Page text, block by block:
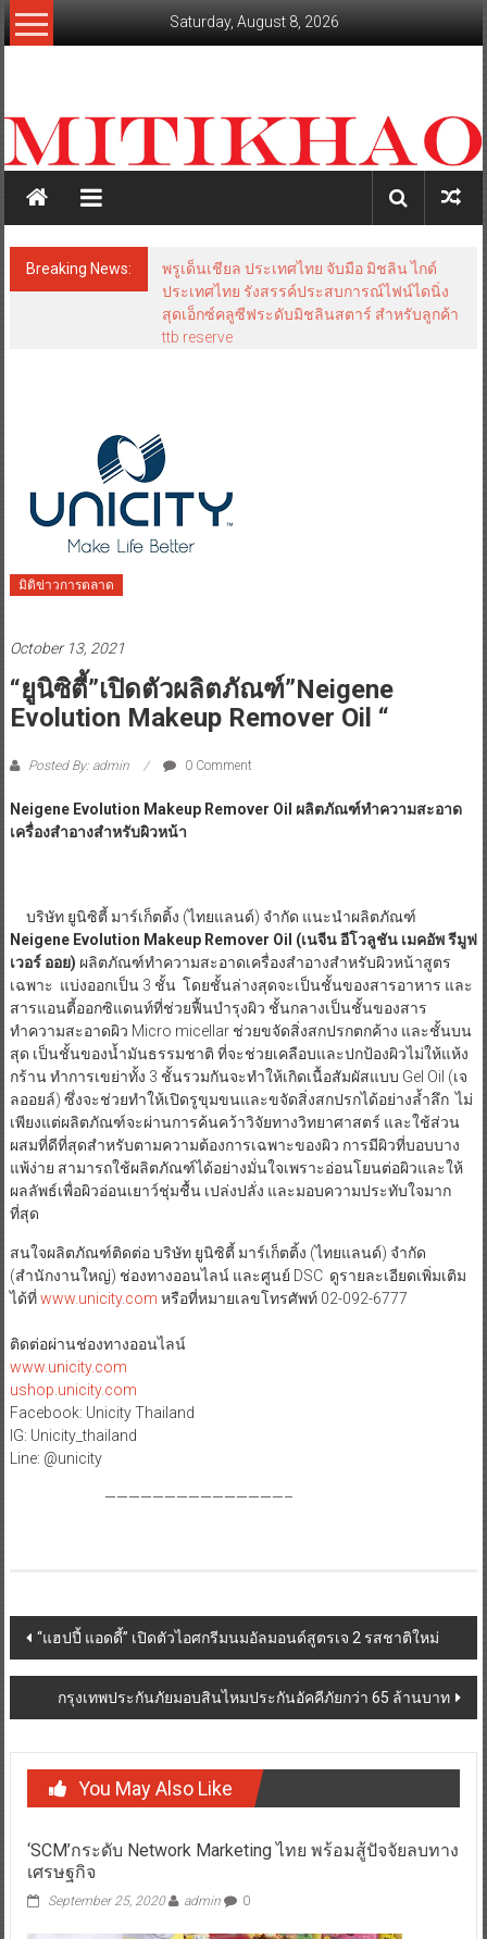
Skip
to
Saturday, August 8, 2026
สะท้อน
ลึก
เหลี่ยม
มุม
เศรษฐกิจ-
การเมือง-
Breaking News:
พรูเด็นเชียล ประเทศไทย จับมือ มิชลิน ไกด์
ประเทศไทย รังสรรค์ประสบการณ์ไฟน์ไดนิ่ง
สุดเอ็กซ์คลูซีฟระดับมิชลินสตาร์ สำหรับลูกค้า
ttb reserve
มิติข่าวการตลาด
October 13, 2021
“ยูนิซิตี้”เปิดตัวผลิตภัณฑ์”Neigene
Evolution Makeup Remover Oil “
Posted By: admin 0 Comment
Neigene Evolution Makeup Remover Oil ผลิตภัณฑ์ทำความสะอาด
เครื่องสำอางสำหรับผิวหน้า
บริษัท ยูนิซิตี้ มาร์เก็ตติ้ง (ไทยแลนด์) จำกัด แนะนำผลิตภัณฑ์
Neigene Evolution Makeup Remover Oil (เนจีน อีโวลูชัน เมคอัพ รีมูฟ
เวอร์ ออย) ผลิตภัณฑ์ทำความสะอาดเครื่องสำอางสำหรับผิวหน้าสูตร
เฉพาะ แบ่งออกเป็น 3 ชั้น โดยชั้นล่างสุดจะเป็นชั้นของสารอาหาร และ
สารแอนตี้ออกซิแดนท์ที่ช่วยฟื้นบำรุงผิว ชั้นกลางเป็นชั้นของสาร
ทำความสะอาดผิว Micro micellar ช่วยขจัดสิ่งสกปรกตกค้าง และชั้นบน
สุด เป็นชั้นของน้ำมันธรรมชาติ ที่จะช่วยเคลือบและปกป้องผิวไม่ให้แห้ง
กร้าน ทำการเขย่าทั้ง 3 ชั้นรวมกันจะทำให้เกิดเนื้อสัมผัสแบบ Gel Oil (เจ
ลออยล์) ซึ่งจะช่วยทำให้เปิดรูขุมขนและขจัดสิ่งสกปรกได้อย่างล้ำลึก ไม่
เพียงแต่ผลิตภัณฑ์จะผ่านการค้นคว้าวิจัยทางวิทยาศาสตร์ และใช้ส่วน
ผสมที่ดีที่สุดสำหรับตามความต้องการเฉพาะของผิว การมีผิวที่บอบบาง
แพ้ง่าย สามารถใช้ผลิตภัณฑ์ได้อย่างมั่นใจเพราะอ่อนโยนต่อผิวและให้
ผลลัพธ์เพื่อผิวอ่อนเยาว์ชุ่มชื้น เปล่งปลั่ง และมอบความประทับใจมาก
ที่สุด
สนใจผลิตภัณฑ์ติดต่อ บริษัท ยูนิซิตี้ มาร์เก็ตติ้ง (ไทยแลนด์) จำกัด
(สำนักงานใหญ่) ช่องทางออนไลน์ และศูนย์ DSC ดูรายละเอียดเพิ่มเติม
ได้ที่www.unicity.com หรือที่หมายเลขโทรศัพท์ 02-092-6777
ติดต่อผ่านช่องทางออนไลน์
www.unicity.com
ushop.unicity.com
Facebook: Unicity Thailand
IG: Unicity_thailand
Line: @unicity
———————————————–
Post
navigation
“แฮปปี้ แอดดี้” เปิดตัวไอศกรีมนมอัลมอนด์สูตรเจ 2 รสชาติใหม่
กรุงเทพประกันภัยมอบสินไหมประกันอัคคีภัยกว่า 65 ล้านบาท
You May Also Like
‘SCM’กระดับ Network Marketing ไทย พร้อมสู้ปัจจัยลบทาง
เศรษฐกิจ
September 25, 2020 admin 0